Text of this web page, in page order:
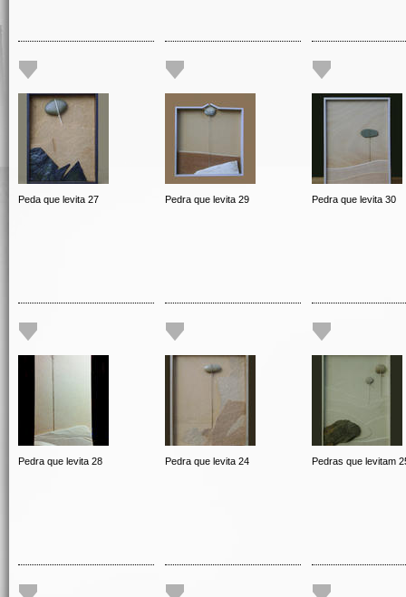
Peda que levita 27 Pedra que levita 29 Pedra que levita 30
Pedra que levita 28 Pedra que levita 24 Pedras que levitam